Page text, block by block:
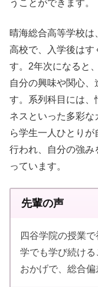
うことができます。
晴海総合高等学校
高校で、入学後はす
す。2年次になると
自分の興味や関心
す。系列科目には、
ネスといった多彩
ら学生一人ひとり
行われ、自分の強み
っています。
先輩の声
四谷学院の授業
学でも学び続け
おかげで、総合偏